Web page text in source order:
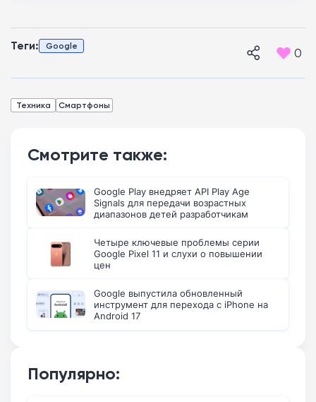
Теги: Google 0
Техника Смартфоны
Смотрите также:
Google Play внедряет API Play Age
Signals для передачи возрастных
диапазонов детей разработчикам
Четыре ключевые проблемы серии
Google Pixel 11 и слухи о повышении
цен
Google выпустила обновленный
инструмент для перехода с iPhone на
Android 17
Популярно: